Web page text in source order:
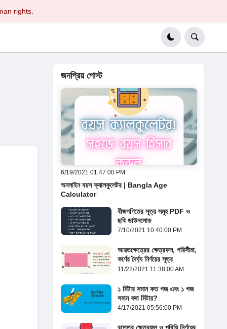
rights.
জনপ্রিয় পোস্ট
অনলাইন বয়স ক্যালকুলেটর | Bangla Age
Calculator
6/19/2021 01:47:00 PM
বীজগণিতের সূত্র সমূহ PDF ও
ছবি ডাউনলোড
7/10/2021 10:40:00 PM
আয়তক্ষেত্রের ক্ষেত্রফল, পরিসীমা,
কর্ণের দৈর্ঘ্য নির্ণয়ের সূত্র
11/22/2021 11:38:00 AM
১ মিটার সমান কত গজ এবং ১ গজ
সমান কত মিটার?
4/17/2021 05:56:00 PM